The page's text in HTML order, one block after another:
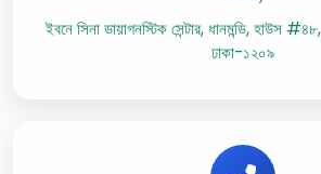
ইবনে সিনা ডায়াগনস্টিক সেন্টার, ধানমন্ডি, হাউস
ঢাকা-১২০৯